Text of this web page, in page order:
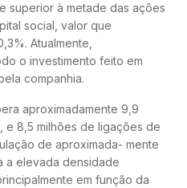
superior à metade das ações
social, valor que
Atualmente,
o investimento feito em
companhia.
aproximadamente 9,9
e 8,5 milhões de ligações de
de aproximada- mente
a elevada densidade
em função da